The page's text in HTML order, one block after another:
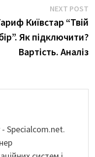
NEXT POST
Київстар “Твій
Як підключити?
Вартість. Аналіз
Specialcom.net.